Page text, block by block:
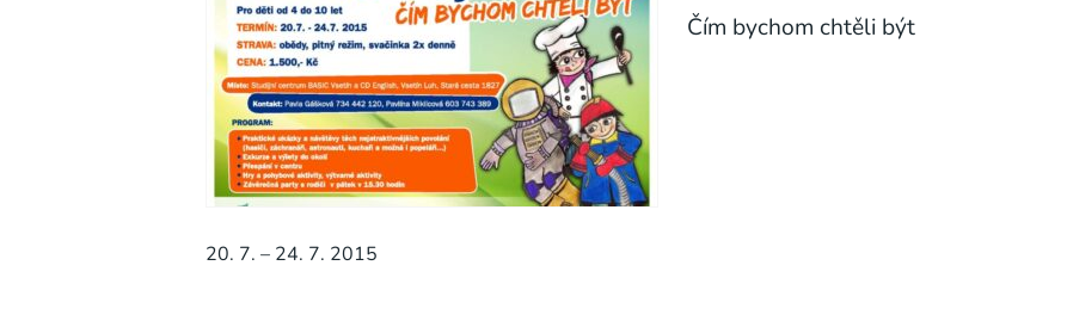
Čím bychom chtěli být
20. 7. – 24. 7. 2015